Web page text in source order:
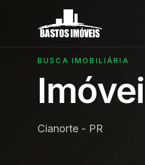
BUSCA IMOBILIÁRIA
Cianorte - PR